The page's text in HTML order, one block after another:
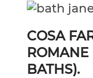
COSA
BATHS).